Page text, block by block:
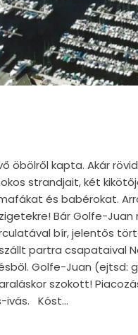
öbölről kapta. Akár
strandjait, két
és babérokat.
Bár Golfe-
bír, jelentős
partra csapataival
Golfe-Juan (ejtsd:
szokott!
ivás. Kóst...